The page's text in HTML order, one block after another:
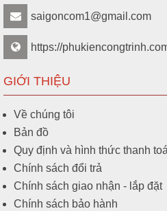
saigoncom1@gmail.com
https://
GIỚI THIỆU
Về chúng tôi
Bản đồ
Quy định và hình thức thanh
Chính sách đổi trả
Chính sách giao nhận - lắp đặt
Chính sách bảo hành